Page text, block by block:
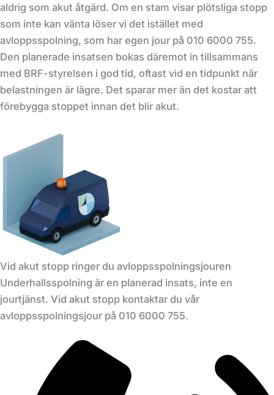
aldrig som akut åtgärd. Om en stam visar plötsliga stopp
som inte kan vänta löser vi det istället med
avloppsspolning, som har egen jour på 010 6000 755.
Den planerade insatsen bokas däremot in tillsammans
med BRF-styrelsen i god tid, oftast vid en tidpunkt när
belastningen är lägre. Det sparar mer än det kostar att
förebygga stoppet innan det blir akut.
Vid akut stopp ringer du avloppsspolningsjouren
Underhallsspolning är en planerad insats, inte en
jourtjänst. Vid akut stopp kontaktar du vår
avloppsspolningsjour på 010 6000 755.